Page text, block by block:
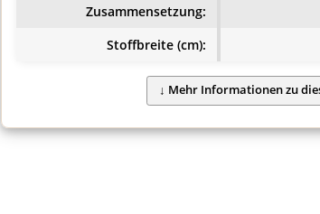
Zusammensetzung:
Stoffbreite (cm):